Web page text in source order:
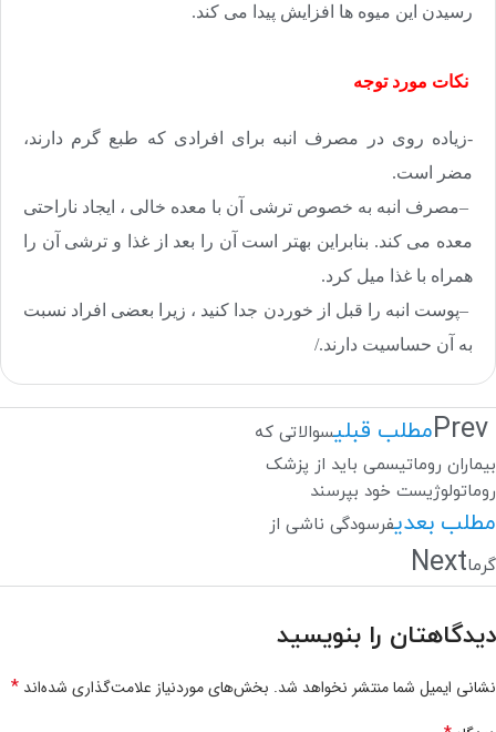
رسیدن این میوه ها افزایش پیدا می کند.
نکات مورد توجه
-زیاده روی در مصرف انبه برای افرادی که طبع گرم دارند،
مضر است.
–مصرف انبه به خصوص ترشی آن با معده خالی ، ایجاد ناراحتی
معده می کند. بنابراین بهتر است آن را بعد از غذا و ترشی آن را
همراه با غذا میل کرد.
–پوست انبه را قبل از خوردن جدا کنید ، زیرا بعضی افراد نسبت
به آن حساسیت دارند.
/
Prevمطلب قبلیسوالاتی که
بیماران روماتیسمی باید از پزشک
روماتولوژیست خود بپرسند
مطلب بعدیفرسودگی ناشی از
گرماNext
دیدگاهتان را بنویسید
نشانی ایمیل شما منتشر نخواهد شد. بخش‌های موردنیاز علامت‌گذاری شده‌اند *